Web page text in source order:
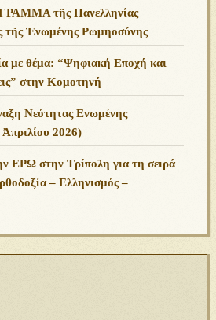
τῆς Πανελληνίας
τῆς Ἑνωμένης Ρωμηοσύνης
με θέμα: “Ψηφιακή Εποχή και
στην Κομοτηνή
Νεότητας Ενωμένης
2026)
ΕΡΩ στην Τρίπολη για τη σειρά
– Ελληνισμός –